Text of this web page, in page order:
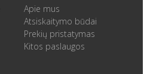
Apie mus
Atsiskaitymo būdai
Prekių pristatymas
Kitos paslaugos